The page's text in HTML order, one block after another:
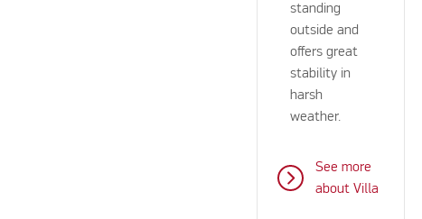
standing
outside and
offers great
stability in
harsh
weather.
See more
about Villa